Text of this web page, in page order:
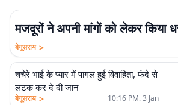
मजदूरों ने अपनी मांगों को लेकर किया
बेगूसराय >
चचेरे भाई के प्यार में पागल हुई विवाहिता, फंदे से
लटक कर दे दी जान
बेगूसराय > 10:16 PM. 3 Jan